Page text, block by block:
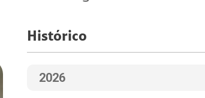
Histórico
2026